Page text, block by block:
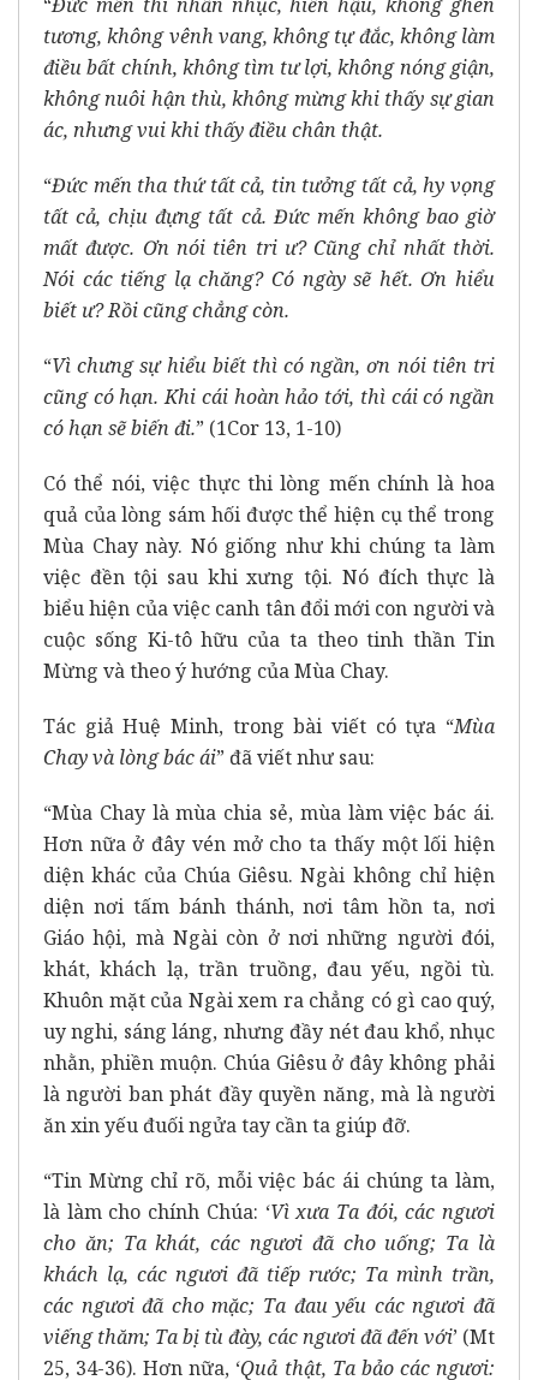
“Đức mến thì nhẫn nhục, hiền hậu, không ghen
tương, không vênh vang, không tự đắc, không làm
điều bất chính, không tìm tư lợi, không nóng giận,
không nuôi hận thù, không mừng khi thấy sự gian
ác, nhưng vui khi thấy điều chân thật.
“Đức mến tha thứ tất cả, tin tưởng tất cả, hy vọng
tất cả, chịu đựng tất cả. Đức mến không bao giờ
mất được. Ơn nói tiên tri ư? Cũng chỉ nhất thời.
Nói các tiếng lạ chăng? Có ngày sẽ hết. Ơn hiểu
biết ư? Rồi cũng chẳng còn.
“Vì chưng sự hiểu biết thì có ngần, ơn nói tiên tri
cũng có hạn. Khi cái hoàn hảo tới, thì cái có ngần
có hạn sẽ biến đi.” (1Cor 13, 1-10)
Có thể nói, việc thực thi lòng mến chính là hoa
quả của lòng sám hối được thể hiện cụ thể trong
Mùa Chay này. Nó giống như khi chúng ta làm
việc đền tội sau khi xưng tội. Nó đích thực là
biểu hiện của việc canh tân đổi mới con người và
cuộc sống Ki-tô hữu của ta theo tinh thần Tin
Mừng và theo ý hướng của Mùa Chay.
Tác giả Huệ Minh, trong bài viết có tựa “Mùa
Chay và lòng bác ái” đã viết như sau:
“Mùa Chay là mùa chia sẻ, mùa làm việc bác ái.
Hơn nữa ở đây vén mở cho ta thấy một lối hiện
diện khác của Chúa Giêsu. Ngài không chỉ hiện
diện nơi tấm bánh thánh, nơi tâm hồn ta, nơi
Giáo hội, mà Ngài còn ở nơi những người đói,
khát, khách lạ, trần truồng, đau yếu, ngồi tù.
Khuôn mặt của Ngài xem ra chẳng có gì cao quý,
uy nghi, sáng láng, nhưng đầy nét đau khổ, nhục
nhằn, phiền muộn. Chúa Giêsu ở đây không phải
là người ban phát đầy quyền năng, mà là người
ăn xin yếu đuối ngửa tay cần ta giúp đỡ.
“Tin Mừng chỉ rõ, mỗi việc bác ái chúng ta làm,
là làm cho chính Chúa: ‘Vì xưa Ta đói, các ngươi
cho ăn; Ta khát, các ngươi đã cho uống; Ta là
khách lạ, các ngươi đã tiếp rước; Ta mình trần,
các ngươi đã cho mặc; Ta đau yếu các ngươi đã
viếng thăm; Ta bị tù đày, các ngươi đã đến với’ (Mt
25, 34-36). Hơn nữa, ‘Quả thật, Ta bảo các ngươi: